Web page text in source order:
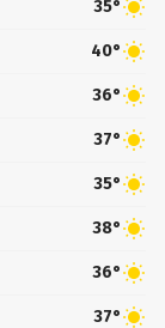
35°
40°
36°
37°
35°
38°
36°
37°